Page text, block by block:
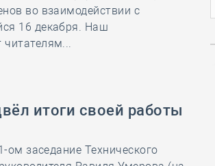
во взаимодействии с
16 декабря. Наш
читателям...
итоги своей работы
ом заседание Технического